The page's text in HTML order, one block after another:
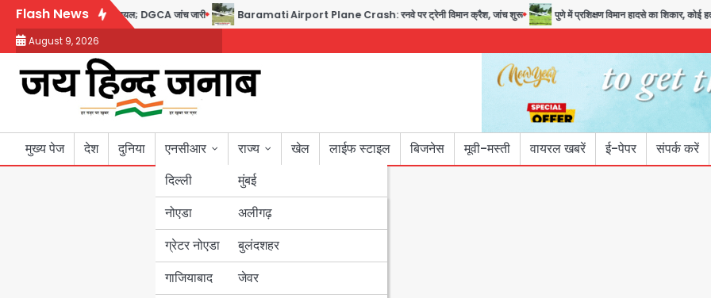
Skip
content
Flash News
पॉजिटिव, 17 घायल; DGCA जांच जारी Baramati Airport Plane Crash: रनवे पर ट्रेनी विमान क्रैश, जांच शुरू पुणे में प्रशिक्षण विमान हादसे का शिकार, कोई हताहत नहीं
August 9, 2026
मुख्य पेज देश दुनिया
एनसीआर
दिल्ली
नोएडा
ग्रेटर नोएडा
गाजियाबाद
राज्य
मुंबई
उत्तर प्रदेश
अलीगढ़
बुलंदशहर
जेवर
बिहार
पंजाब
खेल लाईफ स्टाइल बिजनेस मूवी-मस्ती वायरल खबरें ई-पेपर संपर्क करें